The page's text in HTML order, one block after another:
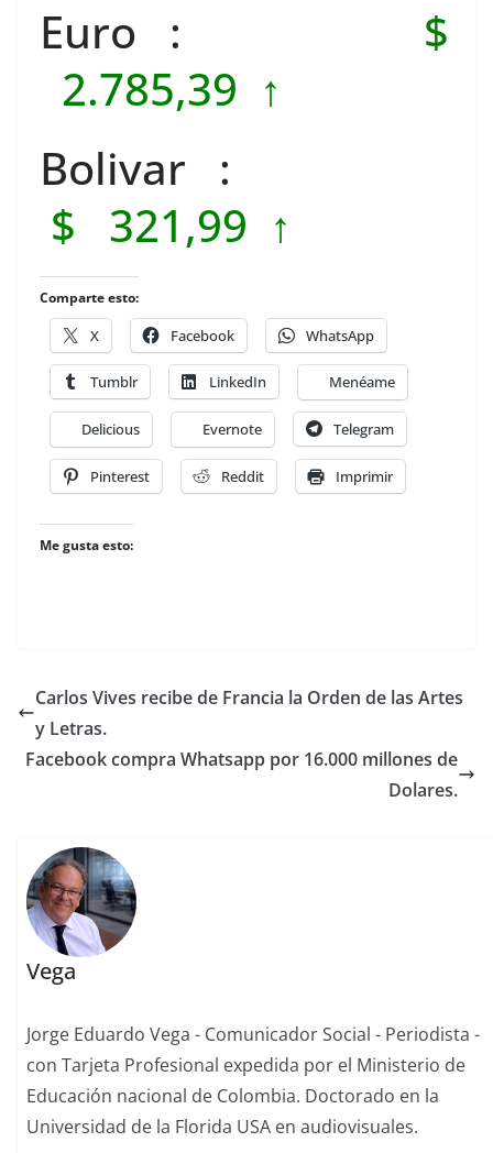
Euro :
$
2.785,39 ↑
Bolivar :
$ 321,99 ↑
Comparte esto:
X Facebook WhatsApp
Tumblr LinkedIn Menéame
Delicious Evernote Telegram
Pinterest Reddit Imprimir
Me gusta esto:
Carlos Vives recibe de Francia la Orden de las Artes
y Letras.
Facebook compra Whatsapp por 16.000 millones de
Dolares.
Vega
Jorge Eduardo Vega - Comunicador Social - Periodista -
con Tarjeta Profesional expedida por el Ministerio de
Educación nacional de Colombia. Doctorado en la
Universidad de la Florida USA en audiovisuales.